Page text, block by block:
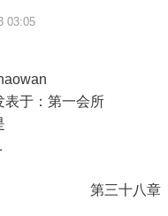
03:05
表于：第一会所
八章 绝